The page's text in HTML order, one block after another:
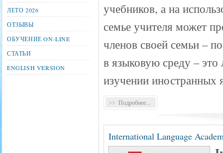
учебников, а на
семье учителя может
членов своей семьи –
в языковую среду – это
изучении иностранных
Подробнее...
International Language
ЛЕТО 2026
ОТЗЫВЫ
ОБУЧЕНИЕ ON-LINE
СТАТЬИ
ENGLISH VERSION